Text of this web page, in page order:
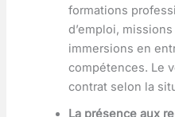
formations
d’emploi,
immersions en
compétences. Le
contrat selon la